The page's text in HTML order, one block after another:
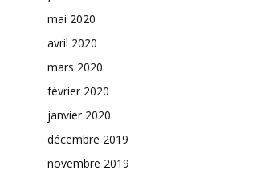
mai 2020
avril 2020
mars 2020
février 2020
janvier 2020
décembre 2019
novembre 2019